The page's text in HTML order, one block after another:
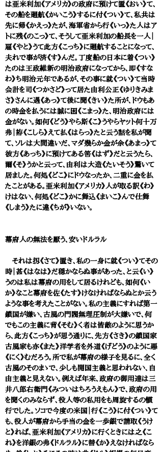
は亜米利加《アメリカ》の政府に預けて置《おい》て、
その船を廻航《かいこう》するに付《つい》て、私共は
先に帰《かえっ》たが、海軍省から行《いっ》た人はア
トに残《のこっ》て、そうして亜米利加の船長を一人｜
雇《やと》うて此方《こっち》に廻航することになって、
夫れで事が済《す》んだ。丁度船の日本に着《つい》
たのは王政維新の明治政府になってから、即《すな
わ》ち明治元年であるが、その事に就《つい》て当時
会計を司《つかさど》って居た由利公正《ゆりきみま
さ》さんに遇《あっ》て後に聞《きい》た所が、ドウもあ
の時金を払うには誠に困《こまっ》た、明治政府には
金がない。如何《どう》やら斯《こ》うやらヤット何十万
弗｜拵《こしら》えて払《はらっ》たと云う話を私が聞
て、ソレは大間違いだ、マダ幾らか金が余《あまっ》て
彼方《あっち》に預けてある筈《はず》だと云うたら、
爾《そ》うかと云って、由利は大造《たいそう》驚いて
居ました。何処《どこ》にドウなったか、二重に金を払
たことがある。亜米利加《アメリカ》人が取る訳《わ》
けはない、何処《どこ》かに舞込《まいこ》んで仕舞
《しまう》たに違《ちが》いない。
幕府人の無法を厭う、安いドルラル
それは扨《さて》置き、私の一身に就《つい》てその
時｜甚《はなは》だ穏かならぬ事があった、と云《い》
うのは私は幕府の用をして居るけれども、如何《い
か》なこと幕府を佐《たす》けなければならぬとか云う
ような事を考えたことがない。私の主義にすれば第一
鎖国が嫌い、古風の門閥無理圧制が大嫌いで、何
でもこの主義に背《そむ》く者は皆敵のように思うか
ら、此方《こっち》が思う通りに、先方《さき》の鎖国家
古風家も亦《また》洋学者を外道《げどう》のように悪
《にく》むだろう。所で私が幕府の様子を見るに、全く
古風のそのまゝで、少しも開国主義と思われない、自
由主義と見えない。例えば年来、政府の御用達は三
井八郎右衛門《みついはちろうえもん》で、政府の用
を聞くのみならず、役人等の私用をも周旋するの慣
行でした。ソコで今度の米国｜行《こう》に付《つい》て
も、役人が幕府から手当の金を一歩銀で請取《うけ
と》れば、亜米利加《アメリカ》に行くときには之《こ
れ》を洋銀の弗《ドルラル》に替《か》えなければなら